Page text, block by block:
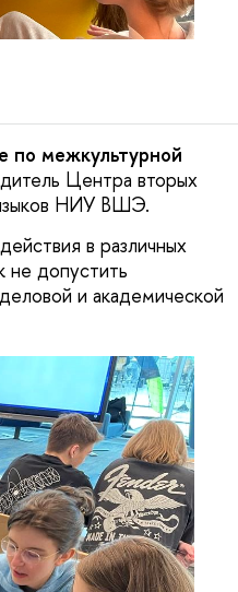
по межкультурной
Центра вторых
НИУ ВШЭ.
в различных
не допустить
и академической